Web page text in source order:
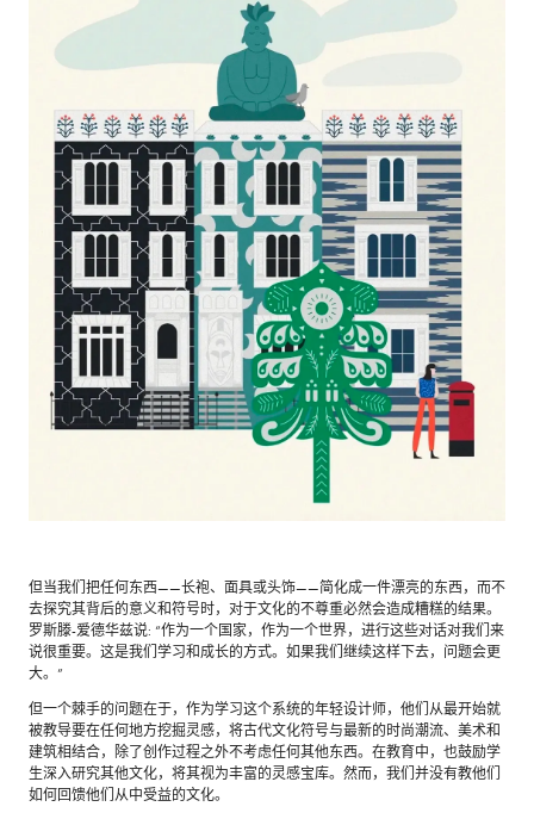
但当我们把任何东西——长袍、面具或头饰——简化成一件漂亮的东西，而不
去探究其背后的意义和符号时，对于文化的不尊重必然会造成糟糕的结果。
罗斯滕-爱德华兹说: “作为一个国家，作为一个世界，进行这些对话对我们来
说很重要。这是我们学习和成长的方式。如果我们继续这样下去，问题会更
大。”
但一个棘手的问题在于，作为学习这个系统的年轻设计师，他们从最开始就
被教导要在任何地方挖掘灵感，将古代文化符号与最新的时尚潮流、美术和
建筑相结合，除了创作过程之外不考虑任何其他东西。在教育中，也鼓励学
生深入研究其他文化，将其视为丰富的灵感宝库。然而，我们并没有教他们
如何回馈他们从中受益的文化。